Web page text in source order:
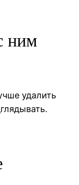
ним
удалить